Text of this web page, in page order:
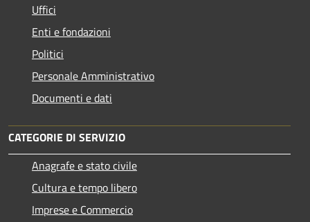
Uffici
Enti e fondazioni
Politici
Personale Amministrativo
Documenti e dati
CATEGORIE DI SERVIZIO
Anagrafe e stato civile
Cultura e tempo libero
Imprese e Commercio